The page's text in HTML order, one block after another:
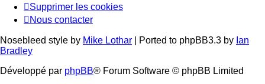
Supprimer les cookies
Nous contacter
Nosebleed style by Mike Lothar | Ported to phpBB3.3 by Ian
Bradley
Développé par phpBB® Forum Software © phpBB Limited